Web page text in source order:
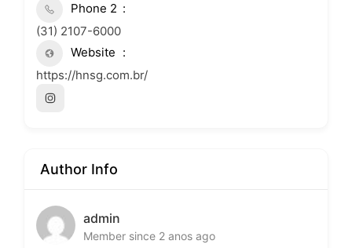
Phone 2
(31) 2107-6000
Website
https://hnsg.com.br/
Author Info
admin
Member since 2 anos ago